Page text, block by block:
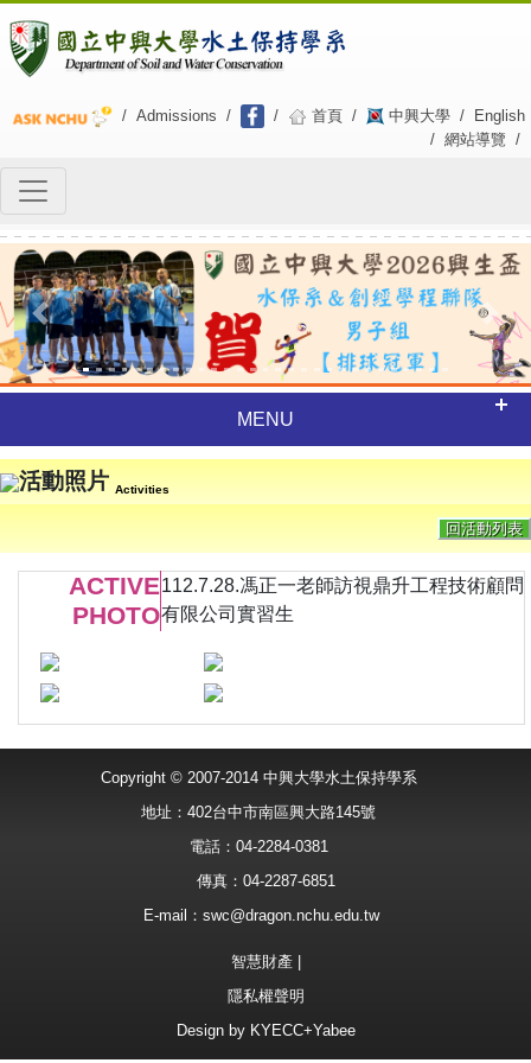
/ Admissions / / 首頁 / 中興大學 /
English
/ 網站導覽 /
Previous Next
MENU
活動照片 Activities
回活動列表
ACTIVE
PHOTO
112.7.28.馮正一老師訪視鼎升工程技術顧問
有限公司實習生
Copyright © 2007-2014 中興大學水土保持學系
地址：402台中市南區興大路145號
電話：04-2284-0381
傳真：04-2287-6851
E-mail： swc@dragon.nchu.edu.tw
智慧財產
隱私權聲明
Design by KYECC+Yabee